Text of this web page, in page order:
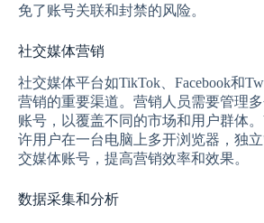
免了账号关联和封禁的风险。
社交媒体营销
社交媒体平台如TikTok、Facebook和
营销的重要渠道。营销人员需要管理
账号，以覆盖不同的市场和用户群体
许用户在一台电脑上多开浏览器，独
交媒体账号，提高营销效率和效果。
数据采集和分析